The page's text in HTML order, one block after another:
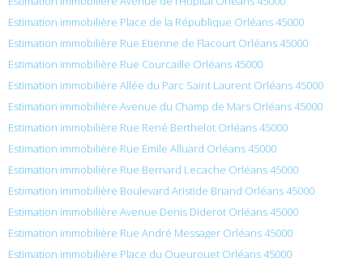
Estimation immobilière Place de la République Orléans 45000
Estimation immobilière Rue Etienne de Flacourt Orléans 45000
Estimation immobilière Rue Courcaille Orléans 45000
Estimation immobilière Allée du Parc Saint Laurent Orléans 45000
Estimation immobilière Avenue du Champ de Mars Orléans 45000
Estimation immobilière Rue René Berthelot Orléans 45000
Estimation immobilière Rue Émile Alluard Orléans 45000
Estimation immobilière Rue Bernard Lecache Orléans 45000
Estimation immobilière Boulevard Aristide Briand Orléans 45000
Estimation immobilière Avenue Denis Diderot Orléans 45000
Estimation immobilière Rue André Messager Orléans 45000
Estimation immobilière Place du Queurouet Orléans 45000